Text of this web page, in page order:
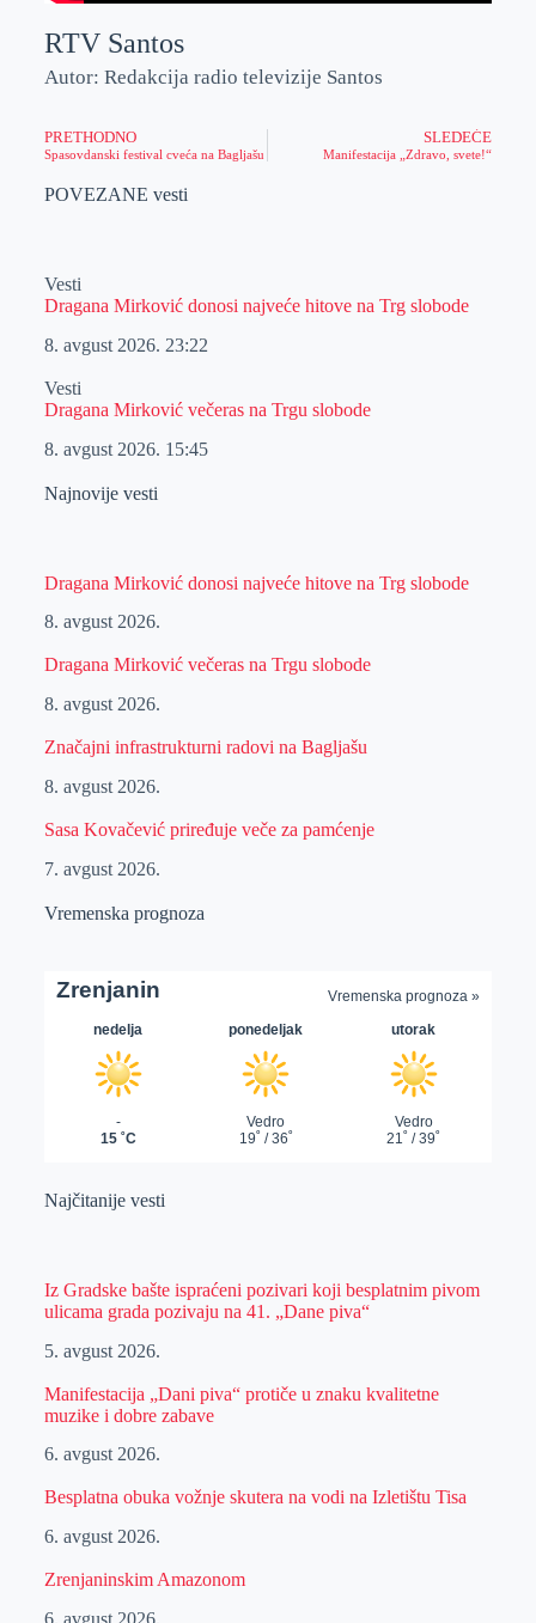
RTV Santos
Autor: Redakcija radio televizije Santos
PRETHODNO
Spasovdanski festival cveća na Bagljašu
SLEDEĆE
Manifestacija „Zdravo, svete!“
POVEZANE vesti
Vesti
Dragana Mirković donosi najveće hitove na Trg slobode
8. avgust 2026. 23:22
Vesti
Dragana Mirković večeras na Trgu slobode
8. avgust 2026. 15:45
Najnovije vesti
Dragana Mirković donosi najveće hitove na Trg slobode
8. avgust 2026.
Dragana Mirković večeras na Trgu slobode
8. avgust 2026.
Značajni infrastrukturni radovi na Bagljašu
8. avgust 2026.
Sasa Kovačević priređuje veče za pamćenje
7. avgust 2026.
Vremenska prognoza
Najčitanije vesti
Iz Gradske bašte ispraćeni pozivari koji besplatnim pivom
ulicama grada pozivaju na 41. „Dane piva“
5. avgust 2026.
Manifestacija „Dani piva“ protiče u znaku kvalitetne
muzike i dobre zabave
6. avgust 2026.
Besplatna obuka vožnje skutera na vodi na Izletištu Tisa
6. avgust 2026.
Zrenjaninskim Amazonom
6. avgust 2026.